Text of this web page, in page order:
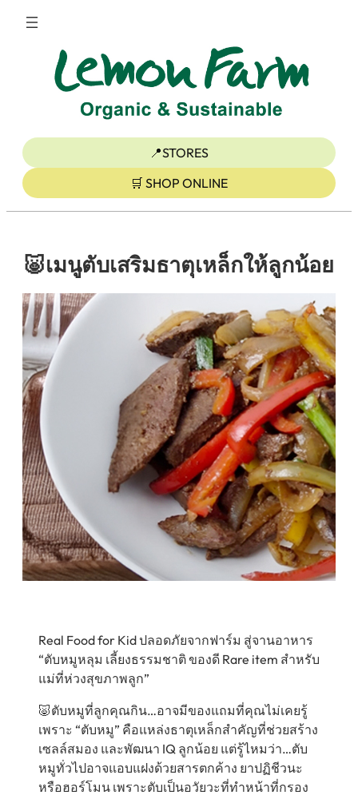
ข้าม
📍STORES
🛒 SHOP ONLINE
🐷เมนูตับเสริมธาตุเหล็กให้ลูกน้อย
Real Food for Kid ปลอดภัยจากฟาร์ม สู่จานอาหาร
“ตับหมูหลุม เลี้ยงธรรมชาติ ของดี Rare item สำหรับ
แม่ที่ห่วงสุขภาพลูก”
🐷ตับหมูที่ลูกคุณกิน…อาจมีของแถมที่คุณไม่เคยรู้
เพราะ “ตับหมู” คือแหล่งธาตุเหล็กสำคัญที่ช่วยสร้าง
เซลล์สมอง และพัฒนา IQ ลูกน้อย แต่รู้ไหมว่า…ตับ
หมูทั่วไปอาจแอบแฝงด้วยสารตกค้าง ยาปฏิชีวนะ
หรือฮอร์โมน เพราะตับเป็นอวัยวะที่ทำหน้าที่กรอง